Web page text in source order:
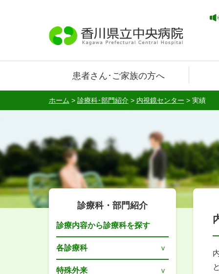
患者さん･ご家族の方へ
ホーム > 診療科･部門紹介> 内視鏡センター > 実績
診療科・部門紹介
診療内容から診療科を探す
各診療科
特殊外来